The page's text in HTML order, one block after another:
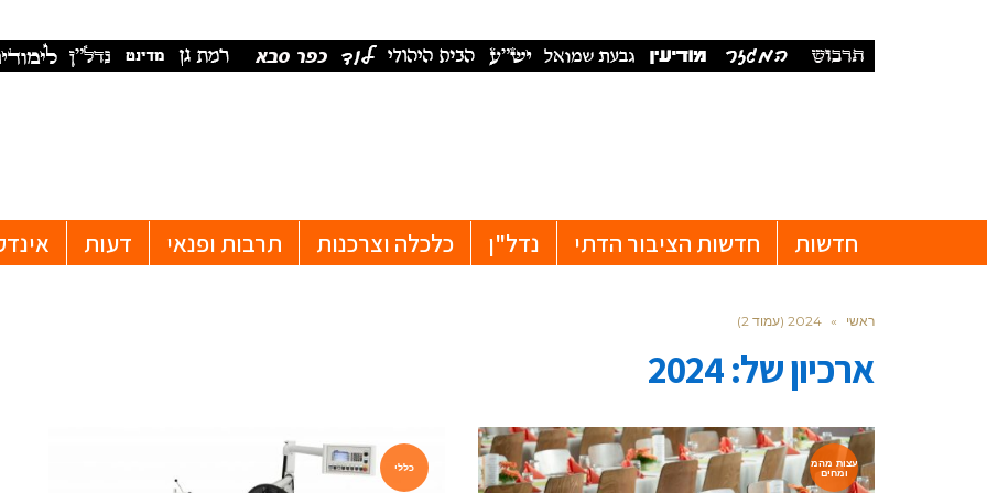
חדשות חדשות הציבור הדתי נדל"ן כלכלה וצרכנות תרבות ופנאי דעות
ראשי » 2024 (עמוד 2)
ארכיון של:2024
עצות מהמ
ומחים
כללי